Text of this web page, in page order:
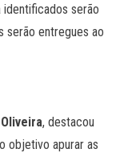
identificados serão
serão entregues ao
, destacou
objetivo apurar as